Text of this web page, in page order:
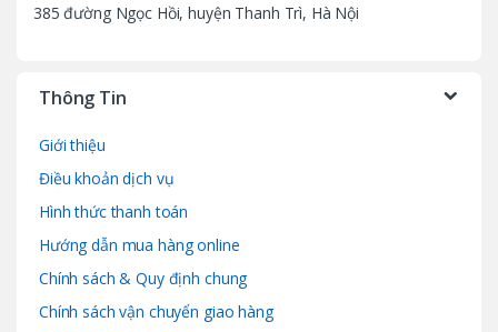
385 đường Ngọc Hồi, huyện Thanh Trì, Hà Nội
Thông Tin
Giới thiệu
Điều khoản dịch vụ
Hình thức thanh toán
Hướng dẫn mua hàng online
Chính sách & Quy định chung
Chính sách vận chuyển giao hàng